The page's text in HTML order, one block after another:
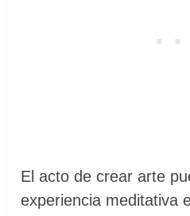
El acto de crear arte
experiencia meditativa